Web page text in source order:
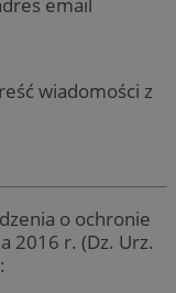
wiadomości z
o ochronie
2016 r. (Dz. Urz.